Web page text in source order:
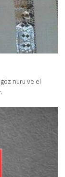
nuru ve el